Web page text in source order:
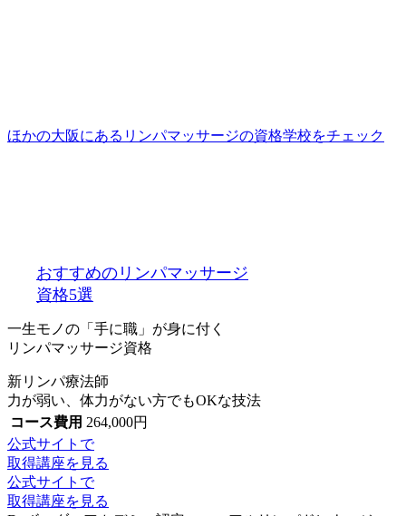
ほかの大阪にあるリンパマッサージの資格学校をチェック
おすすめのリンパマッサージ
資格5選
一生モノの「手に職」が身に付く
リンパマッサージ資格
新リンパ療法師
力が弱い、体力がない方でもOKな技法
コース費用 264,000円
公式サイトで
取得講座を見る
公式サイトで
取得講座を見る